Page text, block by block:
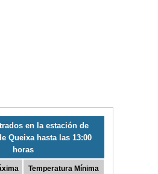
en la estación de
Queixa hasta las 13:00
horas
Temperatura Mínima